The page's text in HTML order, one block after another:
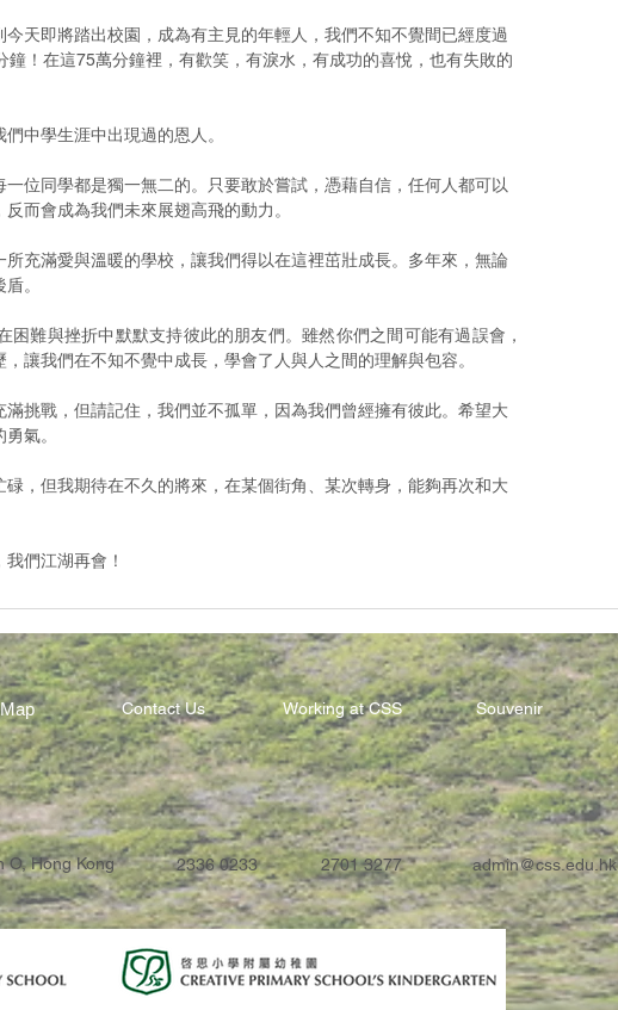
天即將踏出校園，成為有主見的年輕人，我們不知不覺間已經度過
！在這75萬分鐘裡，有歡笑，有淚水，有成功的喜悅，也有失敗的
中學生涯中出現過的恩人。
位同學都是獨一無二的。只要敢於嘗試，憑藉自信，任何人都可以
而會成為我們未來展翅高飛的動力。
充滿愛與溫暖的學校，讓我們得以在這裡茁壯成長。多年來，無論
。
難與挫折中默默支持彼此的朋友們。雖然你們之間可能有過誤會，
讓我們在不知不覺中成長，學會了人與人之間的理解與包容。
挑戰，但請記住，我們並不孤單，因為我們曾經擁有彼此。希望大
氣。
，但我期待在不久的將來，在某個街角、某次轉身，能夠再次和大
們江湖再會！
Contact Us Working at CSS Souvenir
O, Hong Kong 2336 0233 2701 3277 admin@css.edu.hk